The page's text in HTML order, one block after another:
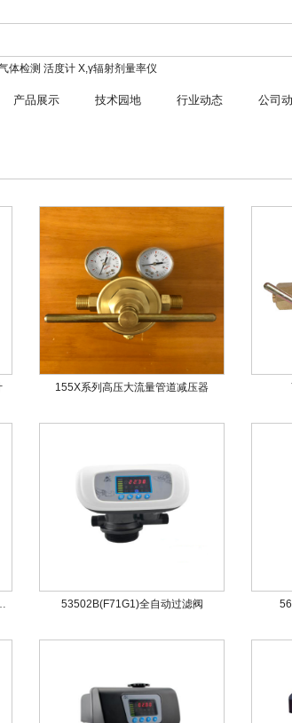
体检测 活度计 X,γ辐射剂量率仪
产品展示 技术园地 行业动态 公司
155X系列高压大流量管道减压器
全自动过滤阀 53502B(F71G1)全自动过滤阀